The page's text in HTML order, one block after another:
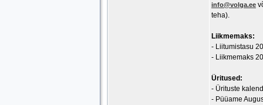
info@volga.ee
teha).
Liikmemaks:
- Liitumistasu
- Liikmemaks
Üritused:
- Ürituste
- Püüame